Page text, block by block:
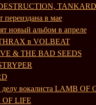
переиздана в мае
новый альбом в апреле
в VOLBEAT
& THE BAD SEEDS
делу вокалиста LAMB OF
OF LIFE